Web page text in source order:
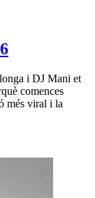
i DJ Mani et
comences
més viral i la